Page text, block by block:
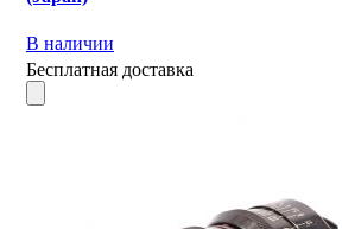
В наличии
Бесплатная доставка